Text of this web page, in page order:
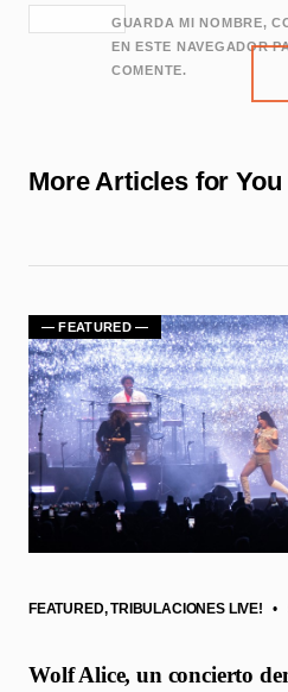
GUARDA MI NOMBRE,
EN ESTE NAVEGADOR
COMENTE.
More Articles for You
FEATURED,TRIBULACIONES LIVE! •
Wolf Alice, un concierto
— FEATURED —